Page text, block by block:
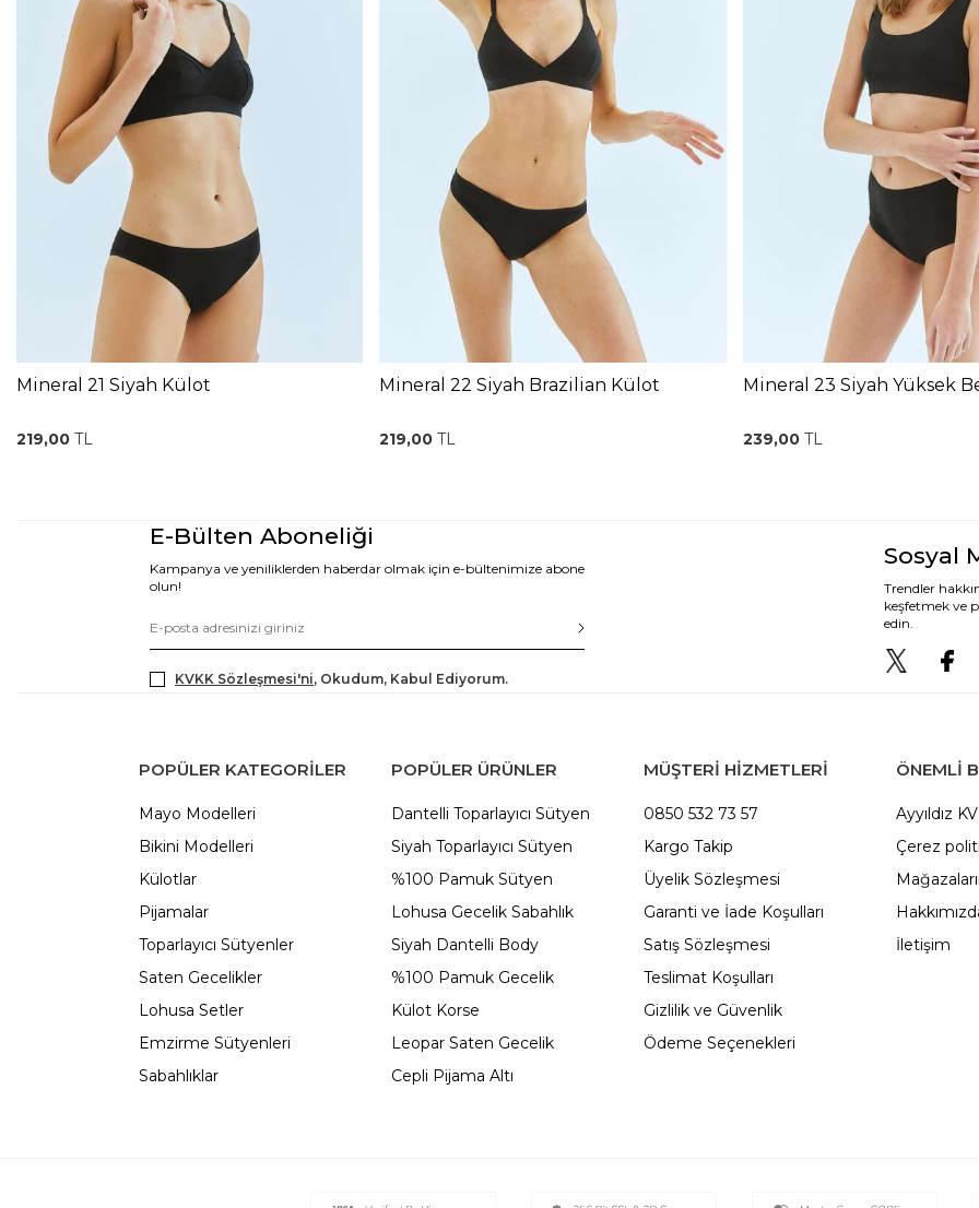
Mineral 21 Siyah Külot
219,00 TL
Mineral 22 Siyah Brazilian Külot
219,00 TL
Mineral 23 Siyah Yüksek
239,00TL
E-Bülten Aboneliği
Kampanya ve yeniliklerden haberdar olmak için e-bültenimize abone
olun!
KVKK Sözleşmesi'ni, Okudum, Kabul Ediyorum.
Sosyal
Trendler
keşfetmek ve
edin.
POPÜLER KATEGORILER
Mayo Modelleri
Bikini Modelleri
Külotlar
Pijamalar
Toparlayıcı Sütyenler
Saten Gecelikler
Lohusa Setler
Emzirme Sütyenleri
Sabahlıklar
POPÜLER ÜRÜNLER
Dantelli Toparlayıcı Sütyen
Siyah Toparlayıcı Sütyen
%100 Pamuk Sütyen
Lohusa Gecelik Sabahlık
Siyah Dantelli Body
%100 Pamuk Gecelik
Külot Korse
Leopar Saten Gecelik
Cepli Pijama Altı
MÜŞTERİ HİZMETLERİ
0850 532 73 57
Kargo Takip
Üyelik Sözleşmesi
Garanti ve İade Koşulları
Satış Sözleşmesi
Teslimat Koşulları
Gizlilik ve Güvenlik
Ödeme Seçenekleri
ÖNEMLI
Ayyıldız
Çerez
İletişim